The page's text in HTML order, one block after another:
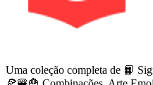
Uma coleção completa de 📙